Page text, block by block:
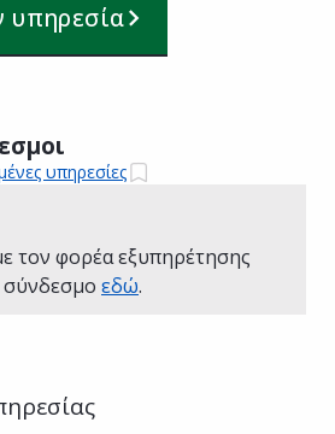
υπηρεσία
υπηρεσίες
τον φορέα εξυπηρέτησης
εδώ.